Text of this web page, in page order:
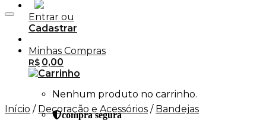
Entrar ou
Cadastrar
Minhas Compras
R$ 0,00
Nenhum produto no carrinho.
compra segura
Início / Decoração e Acessórios / Bandejas